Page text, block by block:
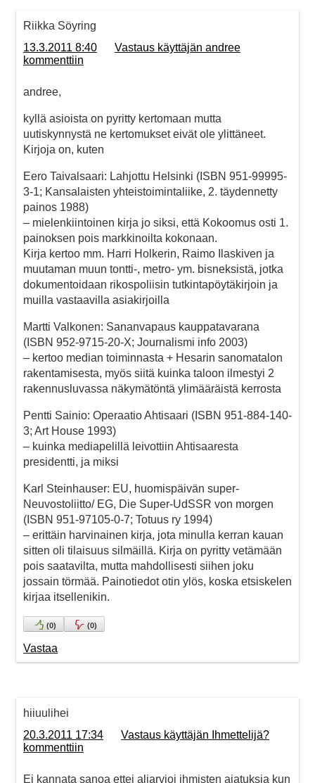
Riikka Söyring
13.3.2011 8:40
Vastaus käyttäjän andree
kommenttiin
andree,
kyllä asioista on pyritty kertomaan mutta
uutiskynnystä ne kertomukset eivät ole ylittäneet.
Kirjoja on, kuten
Eero Taivalsaari: Lahjottu Helsinki (ISBN 951-99995-
3-1; Kansalaisten yhteistoimintaliike, 2. täydennetty
painos 1988)
– mielenkiintoinen kirja jo siksi, että Kokoomus osti 1.
painoksen pois markkinoilta kokonaan.
Kirja kertoo mm. Harri Holkerin, Raimo Ilaskiven ja
muutaman muun tontti-, metro- ym. bisneksistä, jotka
dokumentoidaan rikospoliisin tutkintapöytäkirjoin ja
muilla vastaavilla asiakirjoilla
Martti Valkonen: Sananvapaus kauppatavarana
(ISBN 952-9715-20-X; Journalismi info 2003)
– kertoo median toiminnasta + Hesarin sanomatalon
rakentamisesta, myös siitä kuinka taloon ilmestyi 2
rakennusluvassa näkymätöntä ylimääräistä kerrosta
Pentti Sainio: Operaatio Ahtisaari (ISBN 951-884-140-
3; Art House 1993)
– kuinka mediapelillä leivottiin Ahtisaaresta
presidentti, ja miksi
Karl Steinhauser: EU, huomispäivän super-
Neuvostoliitto/ EG, Die Super-UdSSR von morgen
(ISBN 951-97105-0-7; Totuus ry 1994)
– erittäin harvinainen kirja, jota minulla kerran kauan
sitten oli tilaisuus silmäillä. Kirja on pyritty vetämään
pois saatavilta, mutta mahdollisesti siihen joku
jossain törmää. Painotiedot otin ylös, koska etsiskelen
kirjaa itsellenikin.
(0) (0)
Vastaa
hiiuulihei
20.3.2011 17:34
Vastaus käyttäjän Ihmettelijä?
kommenttiin
Ei kannata sanoa ettei aliarvioi ihmisten ajatuksia kun